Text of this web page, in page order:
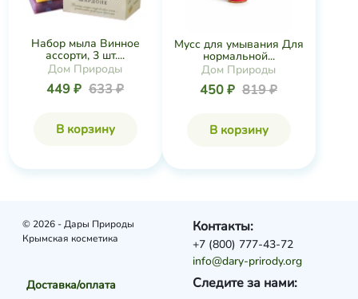
Набор мыла Винное
ассорти, 3 шт....
Дом Природы
449 ₽ 633 ₽
В корзину
Мусс для умывания Для
нормальной...
Дом Природы
450 ₽ 819 ₽
В корзину
© 2026 - Дары Природы
Крымская косметика
Доставка/оплата
Следите за нами:
Контакты:
+7 (800) 777-43-72
info@dary-prirody.org